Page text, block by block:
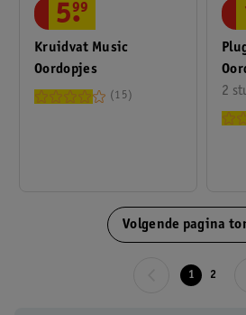
Kruidvat Music
Oordopjes
5.
99
15
2
Volgende pagina
1 2